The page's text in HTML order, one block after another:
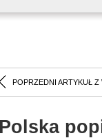
POPRZEDNI ARTYKUŁ Z
Polska